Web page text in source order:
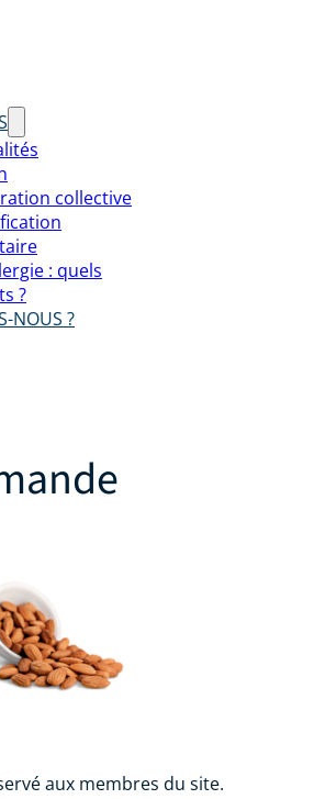
collective
: quels
?
NOUS ?
aux membres du site.